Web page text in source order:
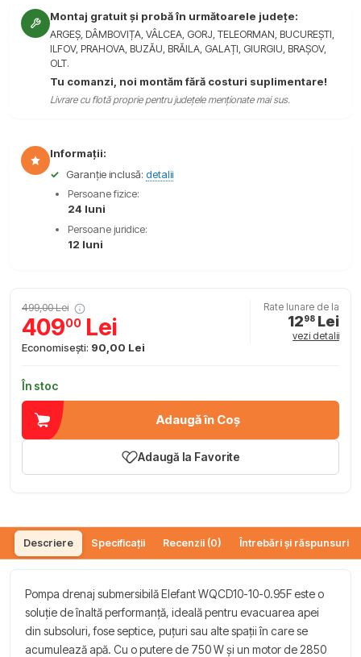
Montaj gratuit și probă în următoarele județe:
ARGEȘ, DÂMBOVIȚA, VÂLCEA, GORJ, TELEORMAN, BUCUREȘTI,
ILFOV, PRAHOVA, BUZĂU, BRĂILA, GALAȚI, GIURGIU, BRAȘOV,
OLT.
Tu comanzi, noi montăm fără costuri suplimentare!
Livrare cu flotă proprie pentru județele menționate mai sus.
Informații:
✓
Garanție inclusă: detalii
Persoane fizice:
24 luni
Persoane juridice:
12 luni
499,00 Lei
40900 Lei
Economisești: 90,00 Lei
Rate lunare de la
1298 Lei
vezi detalii
În stoc
Adaugă în Coș
Adaugă la Favorite
Descriere Specificații Recenzii (0) Întrebări și răspunsuri
Pompa drenaj submersibilă Elefant WQCD10-10-0.95F este o
soluție de înaltă performanță, ideală pentru evacuarea apei
din subsoluri, fose septice, puțuri sau alte spații în care se
acumulează apă. Cu o putere de 750 W și un motor de 2850